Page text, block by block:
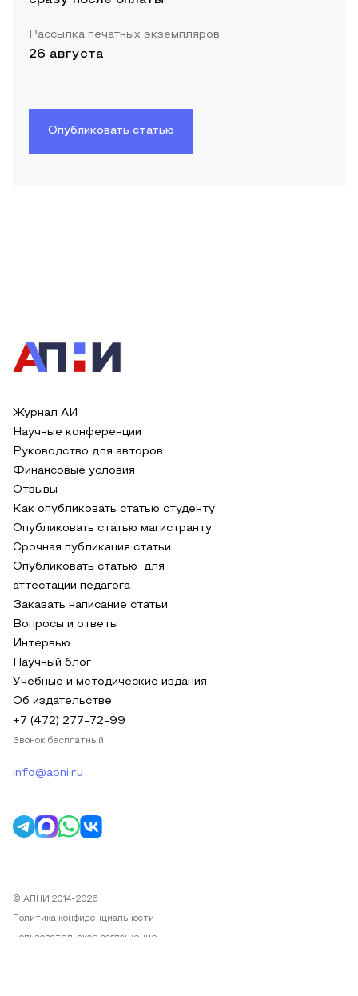
Рассылка печатных экземпляров
26 августа
Опубликовать статью
Журнал АИ
Научные конференции
Руководство для авторов
Финансовые условия
Отзывы
Как опубликовать статью студенту
Опубликовать статью магистранту
Срочная публикация статьи
Опубликовать статью для
аттестации педагога
Заказать написание статьи
Вопросы и ответы
Интервью
Научный блог
Учебные и методические издания
Об издательстве
+7 (472) 277-72-99
Звонок бесплатный
info@apni.ru
© АПНИ 2014-2026
Политика конфиденциальности
Пользовательское соглашение